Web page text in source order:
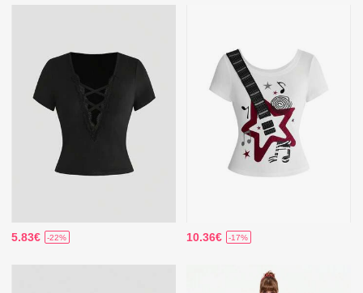
5.83€ -22% 10.36€ -17%